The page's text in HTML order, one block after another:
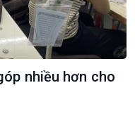
nhiều hơn cho